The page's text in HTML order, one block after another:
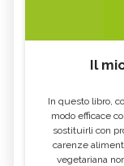
Il
In questo libro,
modo efficace
sostituirli con
carenze
vegetariana